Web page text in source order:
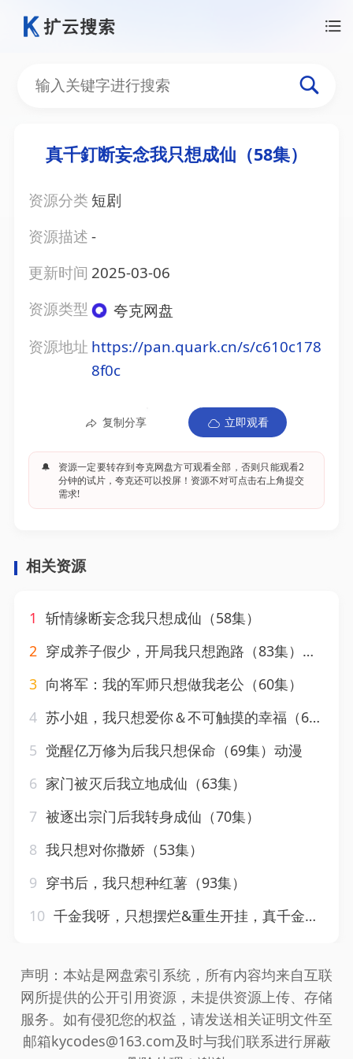
真千釘断妄念我只想成仙（58集）
资源分类 短剧
资源描述-
更新时间 2025-03-06
资源类型
夸克网盘
资源地址 https://pan.quark.cn/s/c610c178
8f0c
复制分享 立即观看
🔔
资源一定要转存到夸克网盘方可观看全部，否则只能观看2
分钟的试片，夸克还可以投屏！资源不对可点击右上角提交
需求!
相关资源
1 斩情缘断妄念我只想成仙（58集）
2 穿成养子假少，开局我只想跑路（83集）韩傲天
3 向将军：我的军师只想做我老公（60集）
4 苏小姐，我只想爱你＆不可触摸的幸福（66集）冯铭潮＆陈露茜
5 觉醒亿万修为后我只想保命（69集）动漫
6 家门被灭后我立地成仙（63集）
7 被逐出宗门后我转身成仙（70集）
8 我只想对你撒娇（53集）
9 穿书后，我只想种红薯（93集）
10 千金我呀，只想摆烂&重生开挂，真千金傻眼了&重活三世，大小姐摆烂他们都慌了（90集）房蕾&郑念
声明：本站是网盘索引系统，所有内容均来自互联
网所提供的公开引用资源，未提供资源上传、存储
服务。如有侵犯您的权益，请发送相关证明文件至
邮箱kycodes@163.com及时与我们联系进行屏蔽